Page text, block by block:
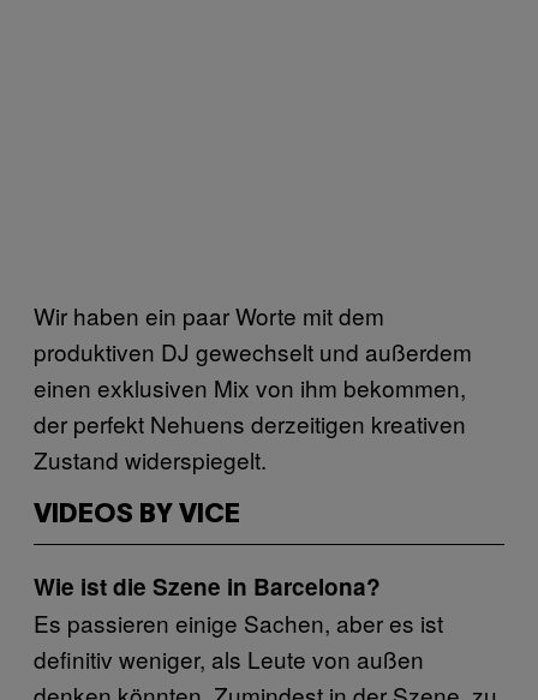
Wir haben ein paar Worte mit dem
produktiven DJ gewechselt und außerdem
einen exklusiven Mix von ihm bekommen,
der perfekt Nehuens derzeitigen kreativen
Zustand widerspiegelt.
VIDEOS BY VICE
Wie ist die Szene in Barcelona?
Es passieren einige Sachen, aber es ist
definitiv weniger, als Leute von außen